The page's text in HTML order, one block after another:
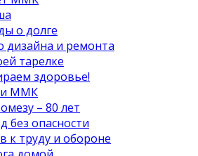
о долге
дизайна и ремонта
тарелке
здоровье!
ММК
– 80 лет
без опасности
к труду и обороне